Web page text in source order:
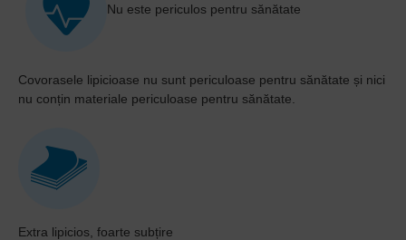
Nu este periculos pentru sănătate
Covorasele lipicioase nu sunt periculoase pentru sănătate și nici
nu conțin materiale periculoase pentru sănătate.
Extra lipicios, foarte subțire